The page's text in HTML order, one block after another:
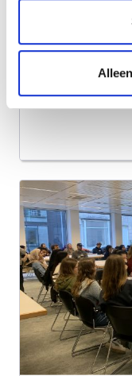
menselijke
26 juni 2024